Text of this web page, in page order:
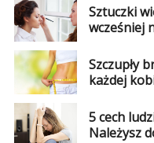
Sztuczki
wcześniej
Szczupły
każdej
5 cech
Należysz